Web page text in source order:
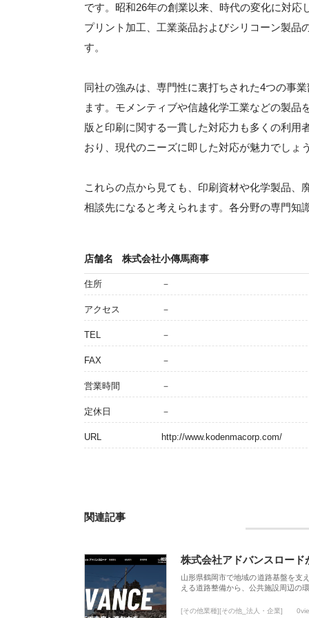
です。昭和26年の創業以来、時代の変化に対
プリント加工、工業薬品およびシリコーン製品
す。
同社の強みは、専門性に裏打ちされた4つの事
ます。モメンティブや信越化学工業などの製
版と印刷に関する一貫した対応力も多くの利用
おり、現代のニーズに即した対応が魅力でしょ
これらの点から見ても、印刷資材や化学製品
相談先になると考えられます。各分野の専門知
店舗名 株式会社小傳馬商事
住所 －
アクセス －
TEL －
FAX －
営業時間 －
定休日 －
URL http://www.kodenmacorp.com/
関連記事
株式会社アドバンスロー
山形県鶴岡市で地域の道路基盤を支
える道路整備から、公共施設周辺の
[その他業種][その他_法人・企業]